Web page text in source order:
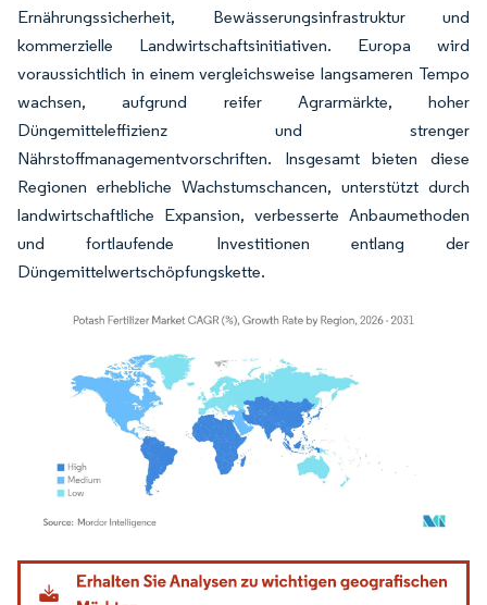
Ernährungssicherheit, Bewässerungsinfrastruktur und
kommerzielle Landwirtschaftsinitiativen. Europa wird
voraussichtlich in einem vergleichsweise langsameren Tempo
wachsen, aufgrund reifer Agrarmärkte, hoher
Düngemitteleffizienz und strenger
Nährstoffmanagementvorschriften. Insgesamt bieten diese
Regionen erhebliche Wachstumschancen, unterstützt durch
landwirtschaftliche Expansion, verbesserte Anbaumethoden
und fortlaufende Investitionen entlang der
Düngemittelwertschöpfungskette.
Bild © Mordor Intelligence. Wiederverwendung erfordert Namensnennung gemäß